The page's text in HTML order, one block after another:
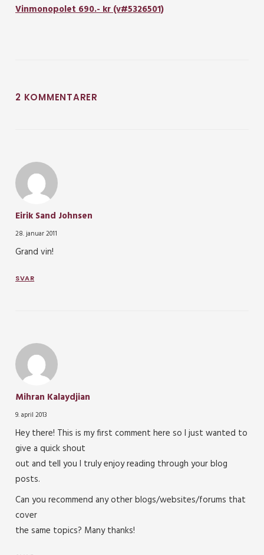
Vinmonopolet 690.- kr (v#5326501)
2 KOMMENTARER
Eirik Sand Johnsen
28. januar 2011
Grand vin!
SVAR
Mihran Kalaydjian
9. april 2013
Hey there! This is my first comment here so I just wanted to
give a quick shout
out and tell you I truly enjoy reading through your blog
posts.
Can you recommend any other blogs/websites/forums that
cover
the same topics? Many thanks!